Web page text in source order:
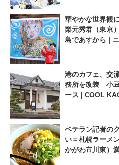
華やかな世界観
梨元秀君（東京
島であすから |
港のカフェ、交
務所を改装 小
ース | COOL
ベテラン記者の
い＝札幌ラーメ
かがわ市川東）